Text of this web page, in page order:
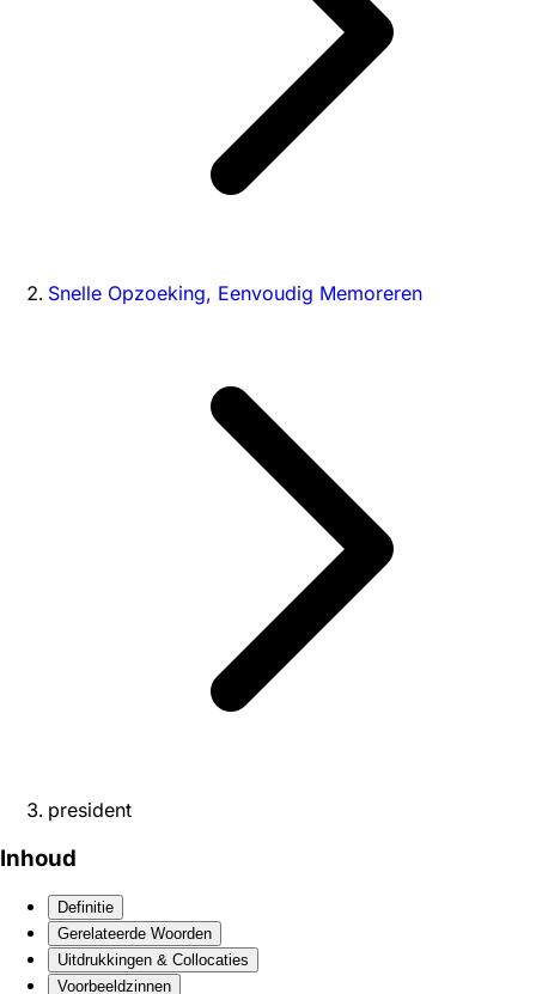
Snelle Opzoeking, Eenvoudig Memoreren
president
Inhoud
Definitie
Gerelateerde Woorden
Uitdrukkingen & Collocaties
Voorbeeldzinnen